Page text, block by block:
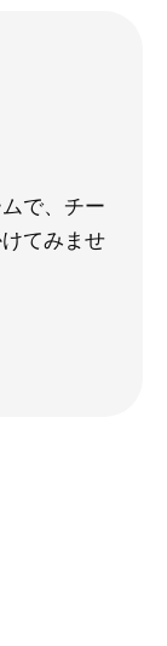
で、チー
てみませ